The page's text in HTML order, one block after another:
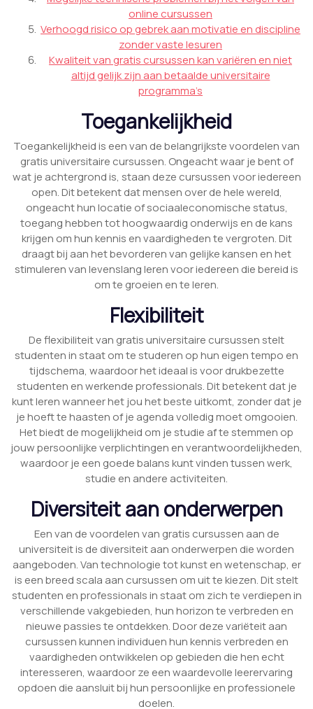
online cursussen
Verhoogd risico op gebrek aan motivatie en discipline
zonder vaste lesuren
Kwaliteit van gratis cursussen kan variëren en niet
altijd gelijk zijn aan betaalde universitaire
programma’s
Toegankelijkheid
Toegankelijkheid is een van de belangrijkste voordelen van
gratis universitaire cursussen. Ongeacht waar je bent of
wat je achtergrond is, staan deze cursussen voor iedereen
open. Dit betekent dat mensen over de hele wereld,
ongeacht hun locatie of sociaaleconomische status,
toegang hebben tot hoogwaardig onderwijs en de kans
krijgen om hun kennis en vaardigheden te vergroten. Dit
draagt bij aan het bevorderen van gelijke kansen en het
stimuleren van levenslang leren voor iedereen die bereid is
om te groeien en te leren.
Flexibiliteit
De flexibiliteit van gratis universitaire cursussen stelt
studenten in staat om te studeren op hun eigen tempo en
tijdschema, waardoor het ideaal is voor drukbezette
studenten en werkende professionals. Dit betekent dat je
kunt leren wanneer het jou het beste uitkomt, zonder dat je
je hoeft te haasten of je agenda volledig moet omgooien.
Het biedt de mogelijkheid om je studie af te stemmen op
jouw persoonlijke verplichtingen en verantwoordelijkheden,
waardoor je een goede balans kunt vinden tussen werk,
studie en andere activiteiten.
Diversiteit aan onderwerpen
Een van de voordelen van gratis cursussen aan de
universiteit is de diversiteit aan onderwerpen die worden
aangeboden. Van technologie tot kunst en wetenschap, er
is een breed scala aan cursussen om uit te kiezen. Dit stelt
studenten en professionals in staat om zich te verdiepen in
verschillende vakgebieden, hun horizon te verbreden en
nieuwe passies te ontdekken. Door deze variëteit aan
cursussen kunnen individuen hun kennis verbreden en
vaardigheden ontwikkelen op gebieden die hen echt
interesseren, waardoor ze een waardevolle leerervaring
opdoen die aansluit bij hun persoonlijke en professionele
doelen.